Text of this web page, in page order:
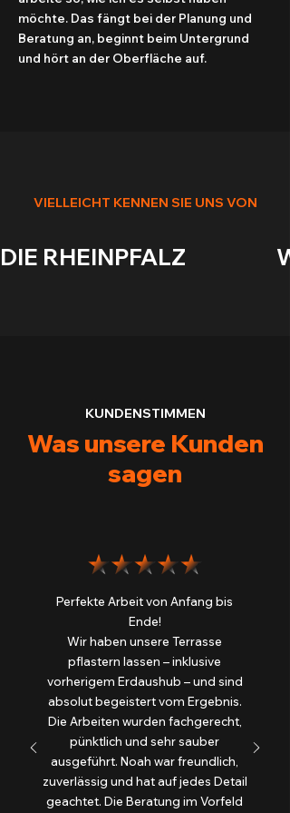
möchte. Das fängt bei der Planung und
Beratung an, beginnt beim Untergrund
und hört an der Oberfläche auf.
VIELLEICHT KENNEN SIE UNS VON
DIE RHEINPFALZ
KUNDENSTIMMEN
Was unsere Kunden
sagen
Perfekte Arbeit von Anfang bis
Ende!
Wir haben unsere Terrasse
pflastern lassen – inklusive
vorherigem Erdaushub – und sind
absolut begeistert vom Ergebnis.
Die Arbeiten wurden fachgerecht,
pünktlich und sehr sauber
ausgeführt. Noah war freundlich,
zuverlässig und hat auf jedes Detail
geachtet. Die Beratung im Vorfeld